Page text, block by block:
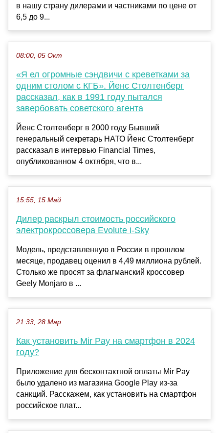
в нашу страну дилерами и частниками по цене от
6,5 до 9...
08:00, 05 Окт
«Я ел огромные сэндвичи с креветками за
одним столом с КГБ». Йенс Столтенберг
рассказал, как в 1991 году пытался
завербовать советского агента
Йенс Столтенберг в 2000 году Бывший
генеральный секретарь НАТО Йенс Столтенберг
рассказал в интервью Financial Times,
опубликованном 4 октября, что в...
15:55, 15 Май
Дилер раскрыл стоимость российского
электрокроссовера Evolute i-Sky
Модель, представленную в России в прошлом
месяце, продавец оценил в 4,49 миллиона рублей.
Столько же просят за флагманский кроссовер
Geely Monjaro в ...
21:33, 28 Мар
Как установить Mir Pay на смартфон в 2024
году?
Приложение для бесконтактной оплаты Mir Pay
было удалено из магазина Google Play из-за
санкций. Расскажем, как установить на смартфон
российское плат...